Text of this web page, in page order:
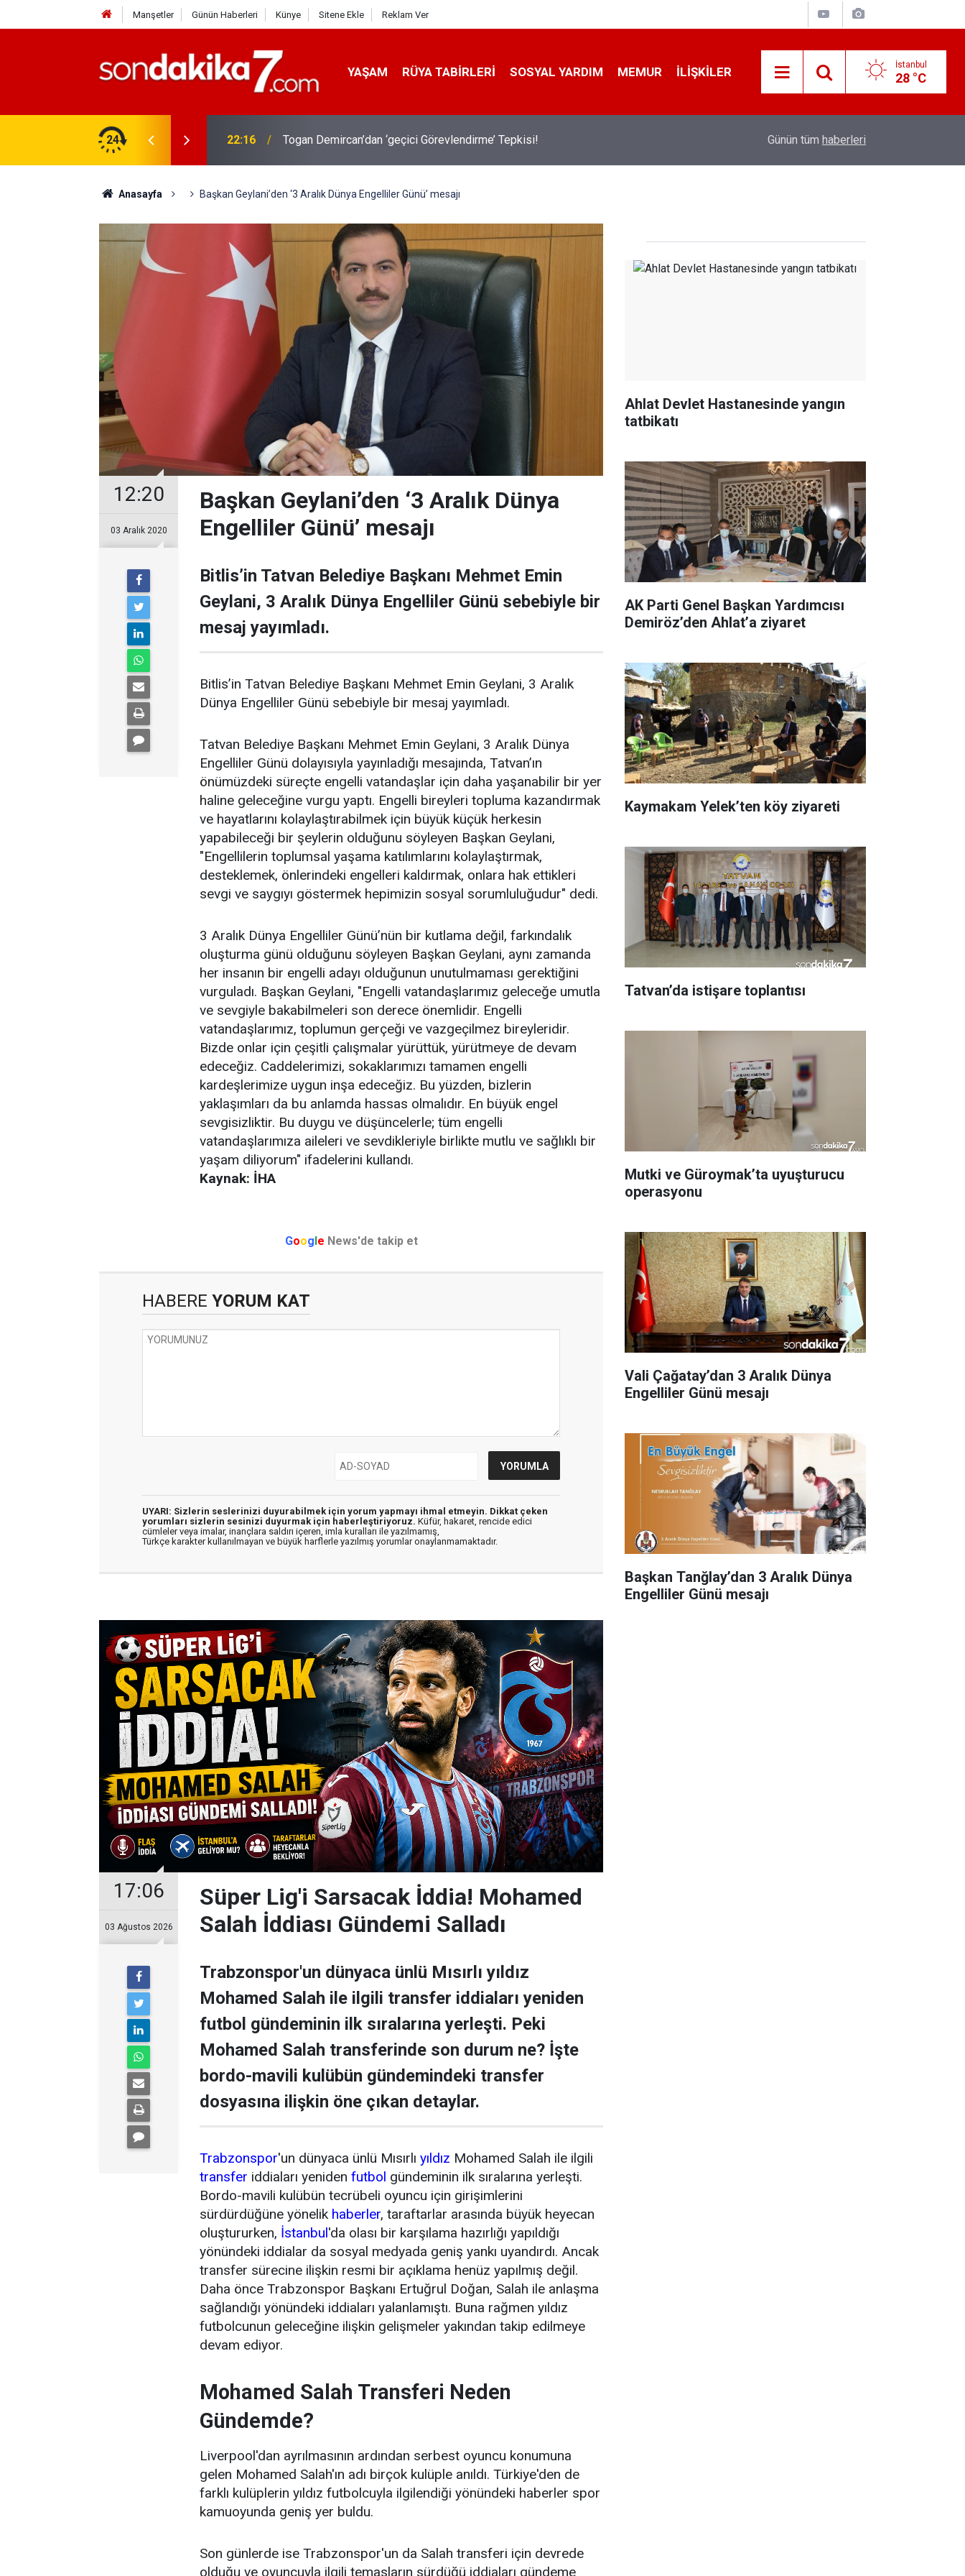
Manşetler Günün Haberleri Künye Sitene Ekle Reklam Ver
YAŞAM RÜYA TABIRLERI SOSYAL YARDIM MEMUR İLIŞKILER İstanbul
28 °C
24 22:16 Togan Demircan’dan ‘geçici Görevlendirme’ Tepkisi! Sıcak Havalarda Ödem Şikayetini Hafife
Günün tüm haberleri
Anasayfa Başkan Geylani’den ‘3 Aralık Dünya Engelliler Günü’ mesajı
12:20
03 Aralık 2020
Başkan Geylani’den ‘3 Aralık Dünya
Engelliler Günü’ mesajı
Bitlis’in Tatvan Belediye Başkanı Mehmet Emin
Geylani, 3 Aralık Dünya Engelliler Günü sebebiyle bir
mesaj yayımladı.
Bitlis’in Tatvan Belediye Başkanı Mehmet Emin Geylani, 3 Aralık
Dünya Engelliler Günü sebebiyle bir mesaj yayımladı.
Tatvan Belediye Başkanı Mehmet Emin Geylani, 3 Aralık Dünya
Engelliler Günü dolayısıyla yayınladığı mesajında, Tatvan’ın
önümüzdeki süreçte engelli vatandaşlar için daha yaşanabilir bir yer
haline geleceğine vurgu yaptı. Engelli bireyleri topluma kazandırmak
ve hayatlarını kolaylaştırabilmek için büyük küçük herkesin
yapabileceği bir şeylerin olduğunu söyleyen Başkan Geylani,
"Engellilerin toplumsal yaşama katılımlarını kolaylaştırmak,
desteklemek, önlerindeki engelleri kaldırmak, onlara hak ettikleri
sevgi ve saygıyı göstermek hepimizin sosyal sorumluluğudur" dedi.
3 Aralık Dünya Engelliler Günü’nün bir kutlama değil, farkındalık
oluşturma günü olduğunu söyleyen Başkan Geylani, aynı zamanda
her insanın bir engelli adayı olduğunun unutulmaması gerektiğini
vurguladı. Başkan Geylani, "Engelli vatandaşlarımız geleceğe umutla
ve sevgiyle bakabilmeleri son derece önemlidir. Engelli
vatandaşlarımız, toplumun gerçeği ve vazgeçilmez bireyleridir.
Bizde onlar için çeşitli çalışmalar yürüttük, yürütmeye de devam
edeceğiz. Caddelerimizi, sokaklarımızı tamamen engelli
kardeşlerimize uygun inşa edeceğiz. Bu yüzden, bizlerin
yaklaşımları da bu anlamda hassas olmalıdır. En büyük engel
sevgisizliktir. Bu duygu ve düşüncelerle; tüm engelli
vatandaşlarımıza aileleri ve sevdikleriyle birlikte mutlu ve sağlıklı bir
yaşam diliyorum" ifadelerini kullandı.
Kaynak: İHA
Google News'de takip et
HABERE YORUM KAT
UYARI: Sizlerin seslerinizi duyurabilmek için yorum yapmayı ihmal etmeyin. Dikkat çeken
yorumları sizlerin sesinizi duyurmak için haberleştiriyoruz. Küfür, hakaret, rencide edici
cümleler veya imalar, inançlara saldırı içeren, imla kuralları ile yazılmamış,
Türkçe karakter kullanılmayan ve büyük harflerle yazılmış yorumlar onaylanmamaktadır.
17:06
03 Ağustos 2026
Süper Lig'i Sarsacak İddia! Mohamed
Salah İddiası Gündemi Salladı
Trabzonspor'un dünyaca ünlü Mısırlı yıldız
Mohamed Salah ile ilgili transfer iddiaları yeniden
futbol gündeminin ilk sıralarına yerleşti. Peki
Mohamed Salah transferinde son durum ne? İşte
bordo-mavili kulübün gündemindeki transfer
dosyasına ilişkin öne çıkan detaylar.
Trabzonspor'un dünyaca ünlü Mısırlı yıldız Mohamed Salah ile ilgili
transfer iddiaları yeniden futbol gündeminin ilk sıralarına yerleşti.
Bordo-mavili kulübün tecrübeli oyuncu için girişimlerini
sürdürdüğüne yönelik haberler, taraftarlar arasında büyük heyecan
oluştururken, İstanbul'da olası bir karşılama hazırlığı yapıldığı
yönündeki iddialar da sosyal medyada geniş yankı uyandırdı. Ancak
transfer sürecine ilişkin resmi bir açıklama henüz yapılmış değil.
Daha önce Trabzonspor Başkanı Ertuğrul Doğan, Salah ile anlaşma
sağlandığı yönündeki iddiaları yalanlamıştı. Buna rağmen yıldız
futbolcunun geleceğine ilişkin gelişmeler yakından takip edilmeye
devam ediyor.
Mohamed Salah Transferi Neden
Gündemde?
Liverpool'dan ayrılmasının ardından serbest oyuncu konumuna
gelen Mohamed Salah'ın adı birçok kulüple anıldı. Türkiye'den de
farklı kulüplerin yıldız futbolcuyla ilgilendiği yönündeki haberler spor
kamuoyunda geniş yer buldu.
Son günlerde ise Trabzonspor'un da Salah transferi için devrede
olduğu ve oyuncuyla ilgili temasların sürdüğü iddiaları gündeme
Ahlat Devlet Hastanesinde yangın
tatbikatı
AK Parti Genel Başkan Yardımcısı
Demiröz’den Ahlat’a ziyaret
Kaymakam Yelek’ten köy ziyareti
Tatvan’da istişare toplantısı
Mutki ve Güroymak’ta uyuşturucu
operasyonu
Vali Çağatay’dan 3 Aralık Dünya
Engelliler Günü mesajı
Başkan Tanğlay’dan 3 Aralık Dünya
Engelliler Günü mesajı